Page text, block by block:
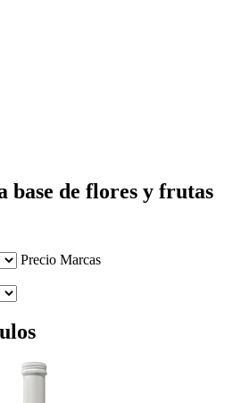
base de flores y frutas
Precio Marcas